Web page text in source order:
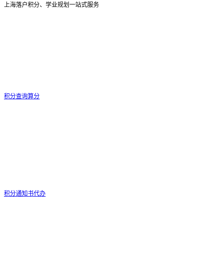
上海落户积分、学业规划一站式服务
积分查询算分
积分通知书代办